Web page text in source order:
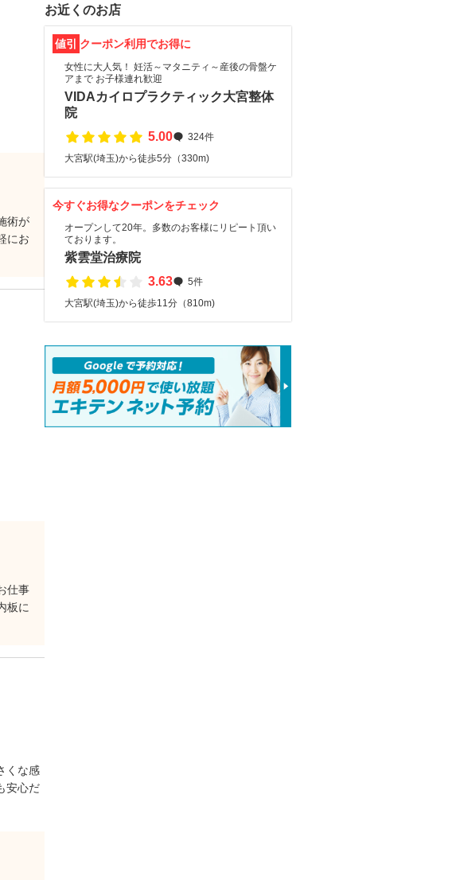
術が
にお
仕事
板に
くな感
安心だ
お近くのお店
値引 クーポン利用でお得に
女性に大人気！ 妊活～マタニティ～産後の骨盤ケ
アまで お子様連れ歓迎
VIDAカイロプラクティック大宮整体
院
5.00
324件
大宮駅(埼玉)から徒歩5分（330m)
今すぐお得なクーポンをチェック
オープンして20年。多数のお客様にリピート頂い
ております。
紫雲堂治療院
3.63
5件
大宮駅(埼玉)から徒歩11分（810m)